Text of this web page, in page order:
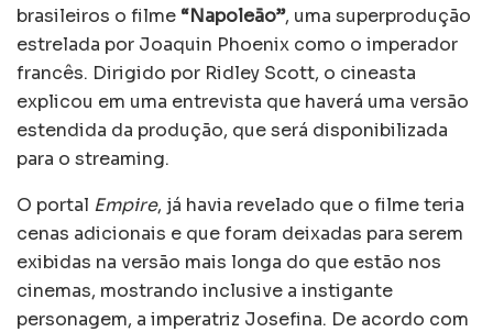
brasileiros o filme “Napoleão”, uma superprodução
estrelada por Joaquin Phoenix como o imperador
francês. Dirigido por Ridley Scott, o cineasta
explicou em uma entrevista que haverá uma versão
estendida da produção, que será disponibilizada
para o streaming.
O portal Empire, já havia revelado que o filme teria
cenas adicionais e que foram deixadas para serem
exibidas na versão mais longa do que estão nos
cinemas, mostrando inclusive a instigante
personagem, a imperatriz Josefina. De acordo com